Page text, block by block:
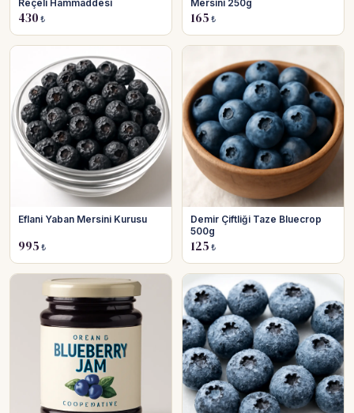
Reçeli Hammaddesi
430 ₺
Mersini 250g
165 ₺
Eflani Yaban Mersini Kurusu
995 ₺
Demir Çiftliği Taze Bluecrop
500g
125 ₺